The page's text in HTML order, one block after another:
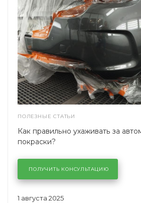
ПОЛЕЗНЫЕ СТАТЬИ
1 августа 2025
Как правильно ухаживать за
покраски?
ПОЛУЧИТЬ КОНСУЛЬТАЦИЮ